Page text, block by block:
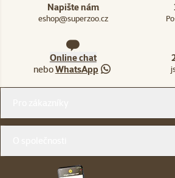
Napište nám
eshop@superzoo.cz
Online chat
neboWhatsApp